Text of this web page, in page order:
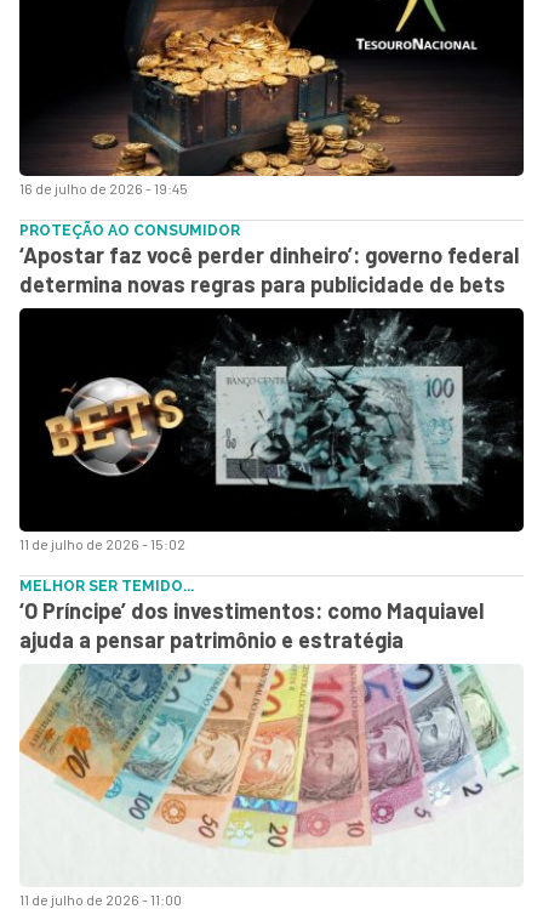
16 de julho de 2026 - 19:45
11 de julho de 2026 - 15:02
PROTEÇÃO AO CONSUMIDOR
‘Apostar faz você perder dinheiro’: governo federal
determina novas regras para publicidade de bets
11 de julho de 2026 - 11:00
MELHOR SER TEMIDO...
‘O Príncipe’ dos investimentos: como Maquiavel
ajuda a pensar patrimônio e estratégia